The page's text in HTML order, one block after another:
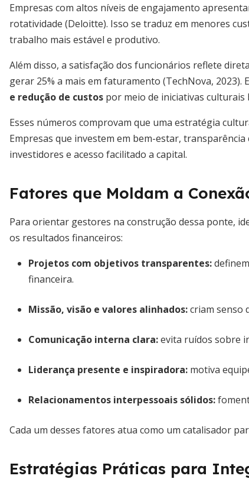
Empresas com altos níveis de engajamento
rotatividade (Deloitte). Isso se traduz em menores
trabalho mais estável e produtivo.
Além disso, a satisfação dos funcionários reflete
gerar 25% a mais em faturamento (TechNova, 2023).
e redução de custos por meio de iniciativas culturais
Esses números comprovam que uma estratégia
Empresas que investem em bem-estar,
investidores e acesso facilitado a capital.
Fatores que Moldam a
Para orientar gestores na construção dessa ponte,
os resultados financeiros:
Projetos com objetivos transparentes:
financeira.
Missão, visão e valores alinhados:criam senso
Comunicação interna clara:evita ruídos sobre
Liderança presente e inspiradora: motiva
Relacionamentos interpessoais sólidos:
Cada um desses fatores atua como um catalisador
Estratégias Práticas para